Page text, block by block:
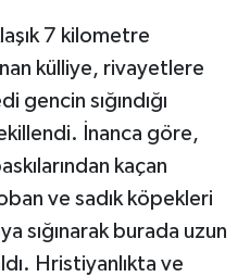
7 kilometre
külliye, rivayetlere
gencin sığındığı
İnanca göre,
kaçan
ve sadık köpekleri
sığınarak burada uzun
Hristiyanlıkta ve